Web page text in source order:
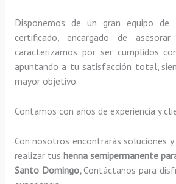
Disponemos de un gran equipo de
certificado, encargado de
caracterizamos por ser cumplidos
apuntando a tu satisfacción total,
mayor objetivo.
Contamos con años de experiencia y
Con nosotros encontrarás soluciones
realizar tus henna semipermanente
Santo Domingo, Contáctanos para